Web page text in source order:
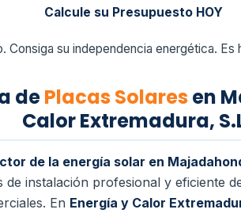
Calcule su Presupuesto HOY
Consiga su independencia energética. Es
dePlacas Solares en
Calor Extremadura,
de la energía solar en
instalación profesional y eficiente
En Energía y Calor